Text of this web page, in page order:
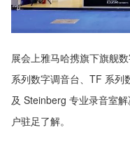
展会上雅马哈携旗下旗舰
系列数字调音台、TF 系列
及 Steinberg 专业录音室
户驻足了解。